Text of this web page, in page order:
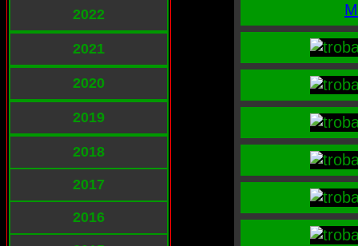
2022
2021
2020
2019
2018
2017
2016